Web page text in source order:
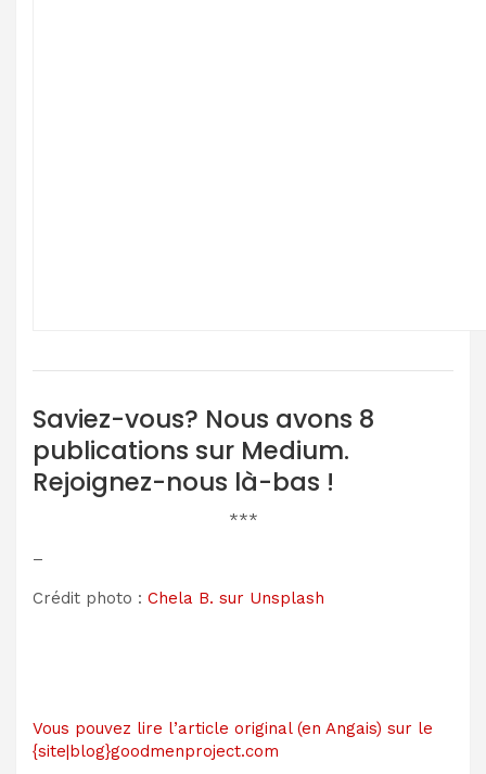
Saviez-vous? Nous avons 8
publications sur Medium.
Rejoignez-nous là-bas !
***
–
Crédit photo : Chela B. sur Unsplash
Vous pouvez lire l’article original (en Angais) sur le
{site|blog}goodmenproject.com